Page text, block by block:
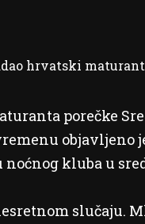
porečke
objavljeno
kluba u
slučaju.